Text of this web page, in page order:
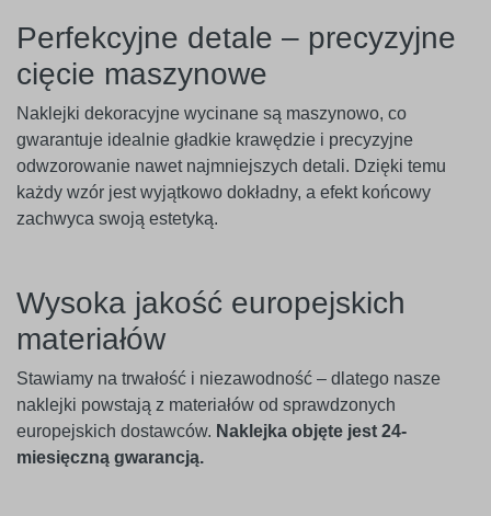
Perfekcyjne detale – precyzyjne
cięcie maszynowe
Naklejki dekoracyjne wycinane są maszynowo, co
gwarantuje idealnie gładkie krawędzie i precyzyjne
odwzorowanie nawet najmniejszych detali. Dzięki temu
każdy wzór jest wyjątkowo dokładny, a efekt końcowy
zachwyca swoją estetyką.
Wysoka jakość europejskich
materiałów
Stawiamy na trwałość i niezawodność – dlatego nasze
naklejki powstają z materiałów od sprawdzonych
europejskich dostawców. Naklejka objęte jest 24-
miesięczną gwarancją.